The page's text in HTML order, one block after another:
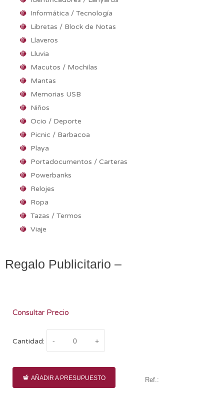
Informática / Tecnología
Libretas / Block de Notas
Llaveros
Lluvia
Macutos / Mochilas
Mantas
Memorias USB
Niños
Ocio / Deporte
Picnic / Barbacoa
Playa
Portadocumentos / Carteras
Powerbanks
Relojes
Ropa
Tazas / Termos
Viaje
Regalo Publicitario –
Consultar Precio
Cantidad:
AÑADIR A PRESUPUESTO Ref.: